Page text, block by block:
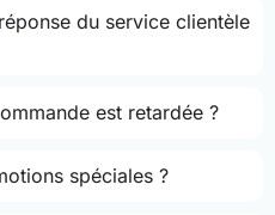
du service clientèle
est retardée ?
spéciales ?